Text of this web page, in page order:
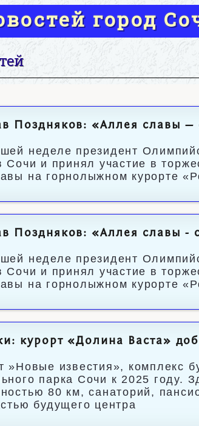
город
Поздняков: «Аллея славы
неделе президент
Сочи и принял участие в
на горнолыжном курорте
Поздняков: «Аллея славы
неделе президент
Сочи и принял участие в
на горнолыжном курорте
курорт «Долина Васта»
»Новые известия», комплекс
парка Сочи к 2025 году.
80 км, санаторий,
будущего центра